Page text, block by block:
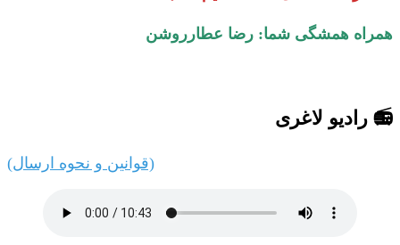
همراه همشگی شما: رضا عطارروشن
📻 رادیو لاغری
(قوانین و نحوه ارسال)